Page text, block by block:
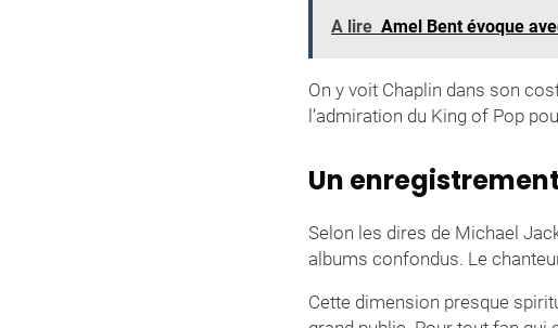
A lire Amel Bent évoque
On y voit Chaplin dans son
l’admiration du King of Pop
Un
Selon les dires de Michael
albums confondus. Le
Cette dimension presque